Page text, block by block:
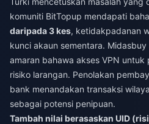
komuniti BitTopup mendapati
daripada 3 kes, ketidakpadanan
kunci akaun sementara.
amaran bahawa akses VPN
risiko larangan. Penolakan
bank menandakan transaksi
sebagai potensi penipuan.
Tambah nilai berasaskan UID